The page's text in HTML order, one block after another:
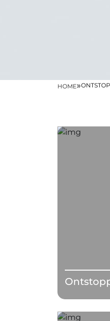
HOME»